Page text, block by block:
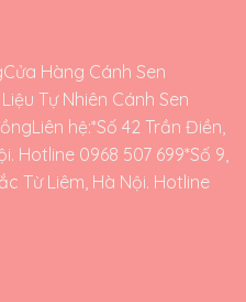
Cửa Hàng Cánh Sen
Tự Nhiên Cánh Sen
Liên hệ:*Số 42 Trần Điền,
Hotline 0968 507 699*Số 9,
Từ Liêm, Hà Nội. Hotline